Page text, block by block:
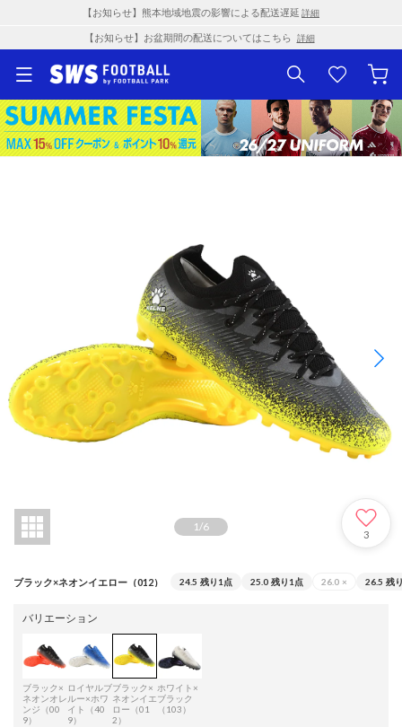
【お知らせ】熊本地域地震の影響による配送遅延 詳細
【お知らせ】お盆期間の配送についてはこちら 詳細
1/6
3
ブラック×ネオンイエロー（012） 24.5 残り1点 25.0 残り1点 26.0 × 26.5 残
バリエーション
ブラック×
ネオンオレ
ンジ（00
9）
ロイヤルブ
ルー×ホワ
イト（40
9）
ブラック×
ネオンイエ
ロー（01
2）
ホワイト×
ブラック
（103）